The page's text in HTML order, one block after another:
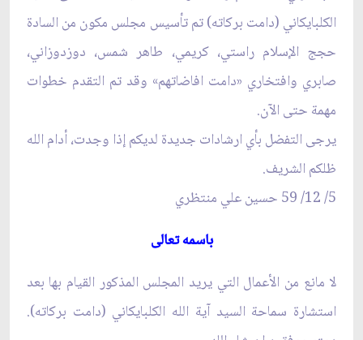
الكلبايكاني (دامت بركاته) تم تأسيس مجلس مكون من السادة
حجج الإسلام راستي، كريمي، طاهر شمس، دوزدوزاني،
صابري وافتخاري «دامت افاضاتهم» وقد تم التقدم خطوات
مهمة حتى الآن.
يرجى التفضل بأي ارشادات جديدة لديكم إذا وجدت، أدام الله
ظلكم الشريف.
5/ 12/ 59 حسين علي منتظري‏
باسمه تعالى‏
لا مانع من الأعمال التي يريد المجلس المذكور القيام بها بعد
استشارة سماحة السيد آية الله الكلبايكاني (دامت بركاته).